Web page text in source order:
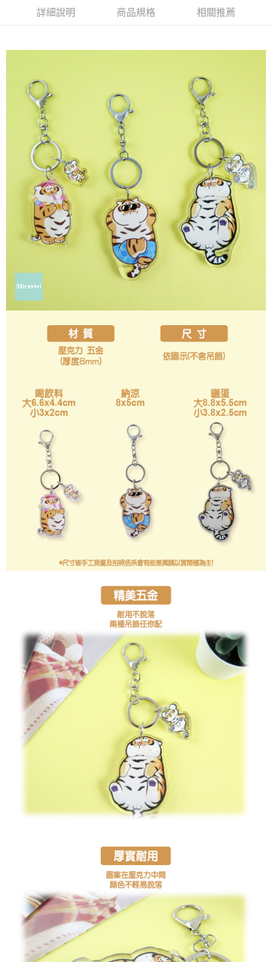
AFTEE先享後付是「在收到商品之後才付款」的支付方式。 讓您購物簡單
便利好安心！
３．安心：先確認商品／服務後，再付款。
１．於結帳方式選擇「AFTEE先享後付」後，將跳轉至「AFTEE先享後付」
結帳頁面，進行簡訊認證並確認金額後，即可完成結帳。
２．訂單成立數日內，您將收到繳費通知簡訊。
３．收到繳費通知簡訊後14天內，點擊此簡訊中的連結，可透過四大超商／
ATM／網路銀行／等多元方式進行付款，方視為交易完成。
※ 請注意：結帳手續完成當下不需立刻繳費，但若您需要取消訂單，請聯絡
購買商品的店家。未經商家同意取消之訂單仍視為有效，需透過AFTEE先享
後付繳納相關費用。
※ 交易是否成功請以「AFTEE先享後付 」之結帳頁面顯示為準，若有關於
是否繳費成功／繳費後需取消欲退款等相關疑問，請聯繫「AFTEE先享後付
客戶支援中心」https://netprotections.freshdesk.com/support/home
【注意事項】
１．透過由恩沛科技股份有限公司提供之「AFTEE先享後付」服務完成之交
易，需依本服務之必要範圍內提供個人資料，並將交易相關給付款項請求債
權轉讓予恩沛科技股份有限公司。
２．關於個人資料處理事宜，請瀏覽以下網址：
https://aftee.tw/terms/#terms3
３．未成年的使用者請事先徵得法定代理人或監護人之同意方可使用
任。
時審查核予不同之上限額度；若仍有額度不足之情形，本公司將視審查結果
請求用戶進行身份認證。
５．嚴禁一人註冊多個帳號或使用他人資訊註冊。若發現惡意使用之情形，
恩沛科技股份有限公司將有權停止該用戶之使用額度並採取法律行動。
ATM付款
付款後全家取貨
每筆NT$60，滿NT$499(含以上)免運費
7-11付款取貨
每筆NT$60，滿NT$499(含以上)免運費
付款後7-11取貨
每筆NT$60，滿NT$499(含以上)免運費
每筆NT$120，滿NT$499(含以上)免運費
查看運費
詳細說明 商品規格 相關推薦